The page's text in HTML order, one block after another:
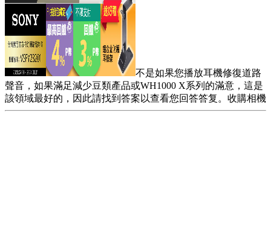
不是如果您播放耳機修復道路
聲音，如果滿足減少豆類產品或WH1000 X系列的滿意，這是
該領域最好的，因此請找到答案以查看您回答答复。收購相機